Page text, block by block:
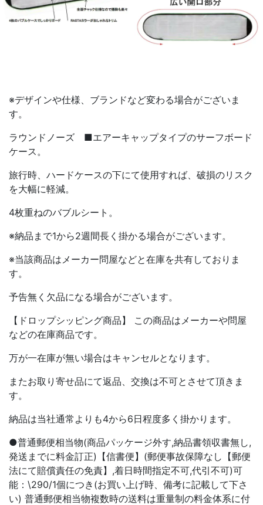
※デザインや仕様、ブランドなど変わる場合がございま
す。
ラウンドノーズ ■エアーキャップタイプのサーフボード
ケース。
旅行時、ハードケースの下にて使用すれば、破損のリスク
を大幅に軽減。
4枚重ねのバブルシート。
※納品まで1から2週間長く掛かる場合がございます。
※当該商品はメーカー問屋などと在庫を共有しておりま
す。
予告無く欠品になる場合がございます。
【ドロップシッピング商品】 この商品はメーカーや問屋
などの在庫商品です。
万が一在庫が無い場合はキャンセルとなります。
またお取り寄せ品にて返品、交換は不可とさせて頂きま
す。
納品は当社通常よりも4から6日程度多く掛かります。
●普通郵便相当物(商品パッケージ外す,納品書領収書無し,
発送までに料金訂正)【信書便】(郵便事故保障なし【郵便
法にて賠償責任の免責】,着日時間指定不可,代引不可)可
能：\290/1個につき(お買い上げ時、備考に記載して下さ
い) 普通郵便相当物複数時の送料は重量制の料金体系に付